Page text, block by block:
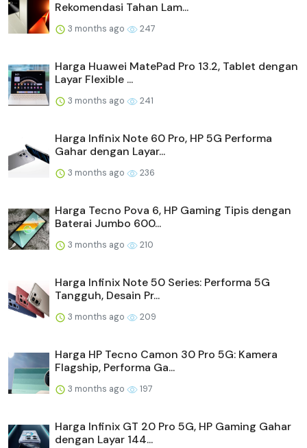
Rekomendasi Tahan Lam...
3 months ago 247
Harga Huawei MatePad Pro 13.2, Tablet dengan
Layar Flexible ...
3 months ago 241
Harga Infinix Note 60 Pro, HP 5G Performa
Gahar dengan Layar...
3 months ago 236
Harga Tecno Pova 6, HP Gaming Tipis dengan
Baterai Jumbo 600...
3 months ago 210
Harga Infinix Note 50 Series: Performa 5G
Tangguh, Desain Pr...
3 months ago 209
Harga HP Tecno Camon 30 Pro 5G: Kamera
Flagship, Performa Ga...
3 months ago 197
Harga Infinix GT 20 Pro 5G, HP Gaming Gahar
dengan Layar 144...